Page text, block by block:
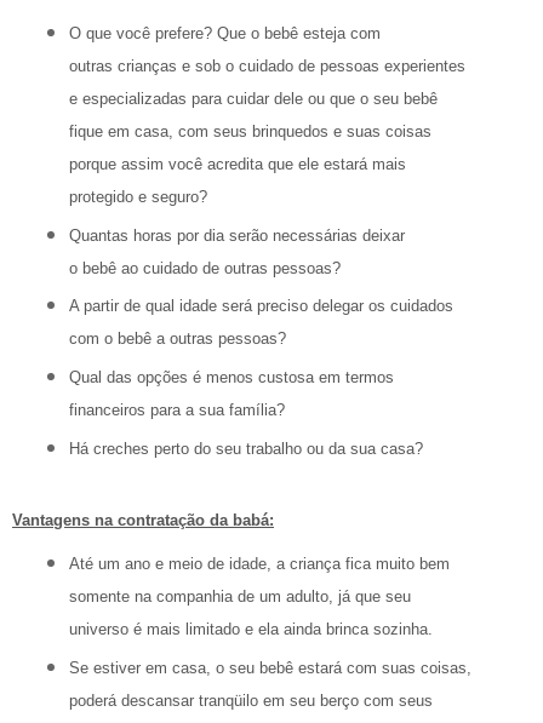
O que você prefere? Que o bebê esteja com
outras crianças e sob o cuidado de pessoas experientes
e especializadas para cuidar dele ou que o seu bebê
fique em casa, com seus brinquedos e suas coisas
porque assim você acredita que ele estará mais
protegido e seguro?
Quantas horas por dia serão necessárias deixar
o bebê ao cuidado de outras pessoas?
A partir de qual idade será preciso delegar os cuidados
com o bebê a outras pessoas?
Qual das opções é menos custosa em termos
financeiros para a sua família?
Há creches perto do seu trabalho ou da sua casa?
Vantagens na contratação da babá:
Até um ano e meio de idade, a criança fica muito bem
somente na companhia de um adulto, já que seu
universo é mais limitado e ela ainda brinca sozinha.
Se estiver em casa, o seu bebê estará com suas coisas,
poderá descansar tranqüilo em seu berço com seus